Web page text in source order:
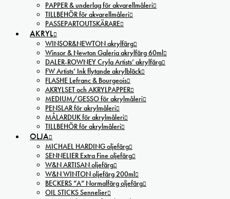
PAPPER & underlag för akvarellmåleri
TILLBEHÖR för akvarellmåleri
PASSEPARTOUTSKÄRARE
AKRYL
WINSOR&NEWTON akrylfärg
Winsor & Newton Galeria akrylfärg 60ml
DALER-ROWNEY Cryla Artists’ akrylfärg
FW Artists’ Ink flytande akrylbläck
FLASHE Lefranc & Bourgeois
AKRYLSET och AKRYLPAPPER
MEDIUM/GESSO för akrylmåleri
PENSLAR för akrylmåleri
MÅLARDUK för akrylmåleri
TILLBEHÖR för akrylmåleri
OLJA
MICHAEL HARDING oljefärg
SENNELIER Extra Fine oljefärg
W&N ARTISAN oljefärg
W&N WINTON oljefärg 200ml
BECKERS ”A” Normalfärg oljefärg
OIL STICKS Sennelier